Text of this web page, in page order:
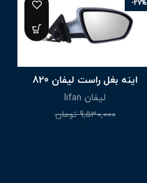
-27%
اینه بغل راست لیفان 820
لیفان lifan
9,530,000 تومان